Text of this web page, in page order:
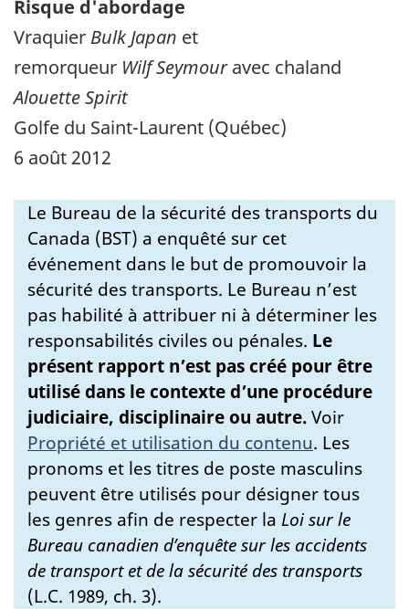
Risque d'abordage
Vraquier Bulk Japan et
remorqueur Wilf Seymouravec chaland
Alouette Spirit
Golfe du Saint-Laurent (Québec)
6 août 2012
Le Bureau de la sécurité des transports du
Canada (BST) a enquêté sur cet
événement dans le but de promouvoir la
sécurité des transports. Le Bureau n’est
pas habilité à attribuer ni à déterminer les
responsabilités civiles ou pénales. Le
présent rapport n’est pas créé pour être
utilisé dans le contexte d’une procédure
judiciaire, disciplinaire ou autre.Voir
Propriété et utilisation du contenu. Les
pronoms et les titres de poste masculins
peuvent être utilisés pour désigner tous
les genres afin de respecter la Loi sur le
Bureau canadien d’enquête sur les accidents
de transport et de la sécurité des transports
(L.C. 1989, ch. 3).